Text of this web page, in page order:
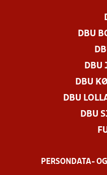
DBU
DBU
DBU
DBU
DBU
PERSONDATA-